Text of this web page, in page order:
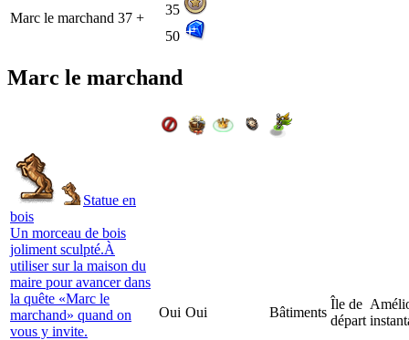
Marc le marchand 37 +
35
50
Marc le marchand
Statue en
bois
Un morceau de bois
joliment sculpté.À
utiliser sur la maison du
maire pour avancer dans
la quête «Marc le
marchand» quand on
vous y invite.
Oui Oui Bâtiments
Île de
départ